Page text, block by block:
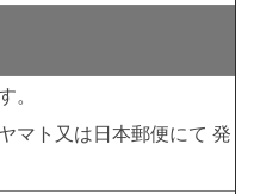
。
マト又は日本郵便にて 発